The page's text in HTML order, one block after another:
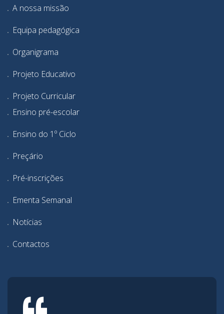
A nossa missão
Equipa pedagógica
Organigrama
Projeto Educativo
Projeto Curricular
Ensino pré-escolar
Ensino do 1º Ciclo
Preçário
Pré-inscrições
Ementa Semanal
Notícias
Contactos